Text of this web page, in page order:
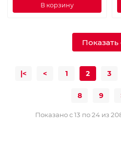
В корзину
|< < 1 2 3
8 9
Показано с 13 по 24 из